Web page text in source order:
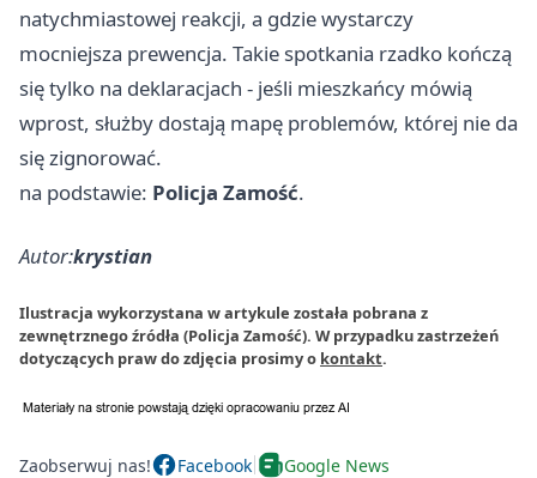
natychmiastowej reakcji, a gdzie wystarczy
mocniejsza prewencja. Takie spotkania rzadko kończą
się tylko na deklaracjach - jeśli mieszkańcy mówią
wprost, służby dostają mapę problemów, której nie da
się zignorować.
na podstawie: Policja Zamość.
Autor:krystian
Ilustracja wykorzystana w artykule została pobrana z
zewnętrznego źródła (Policja Zamość). W przypadku zastrzeżeń
dotyczących praw do zdjęcia prosimy o kontakt.
Zaobserwuj nas! Facebook Google News